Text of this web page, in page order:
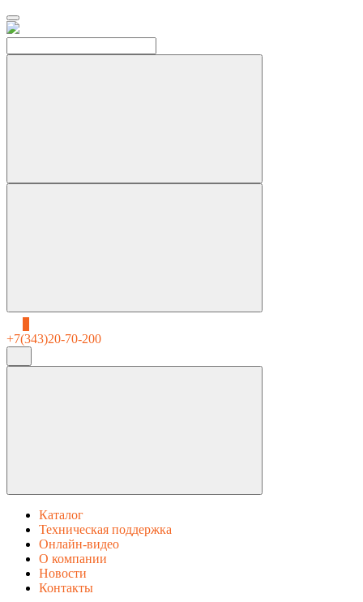
+7(343)20-70-200
Каталог
Техническая поддержка
Онлайн-видео
О компании
Новости
Контакты